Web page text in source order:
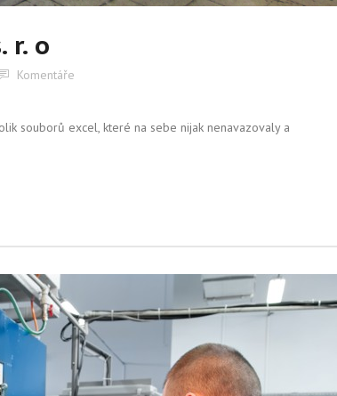
r. o
Komentáře
souborů excel, které na sebe nijak nenavazovaly a